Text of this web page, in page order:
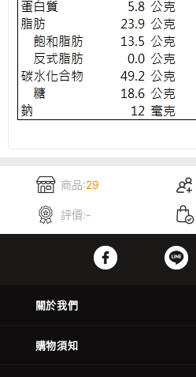
商品:29
評價:-
關於我們
購物須知